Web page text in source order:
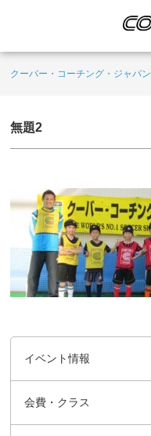
クーバー・コーチング・ジャパン
無題2
イベント情報
会費・クラス